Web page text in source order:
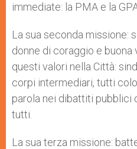
immediate: la PMA e la
La sua seconda missione:
donne di coraggio e
questi valori nella Città:
corpi intermediari, tutti
parola nei dibattiti pubblici
tutti.
La sua terza missione: